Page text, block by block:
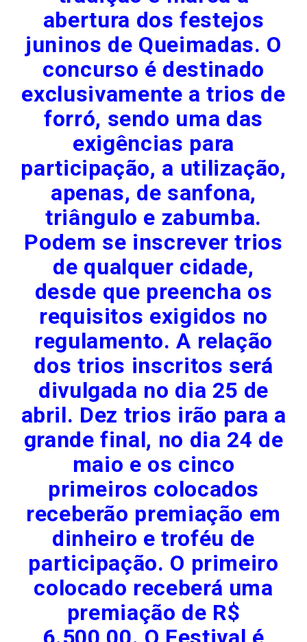
abertura dos festejos
juninos de Queimadas. O
concurso é destinado
exclusivamente a trios de
forró, sendo uma das
exigências para
participação, a utilização,
apenas, de sanfona,
triângulo e zabumba.
Podem se inscrever trios
de qualquer cidade,
desde que preencha os
requisitos exigidos no
regulamento. A relação
dos trios inscritos será
divulgada no dia 25 de
abril. Dez trios irão para a
grande final, no dia 24 de
maio e os cinco
primeiros colocados
receberão premiação em
dinheiro e troféu de
participação. O primeiro
colocado receberá uma
premiação de R$